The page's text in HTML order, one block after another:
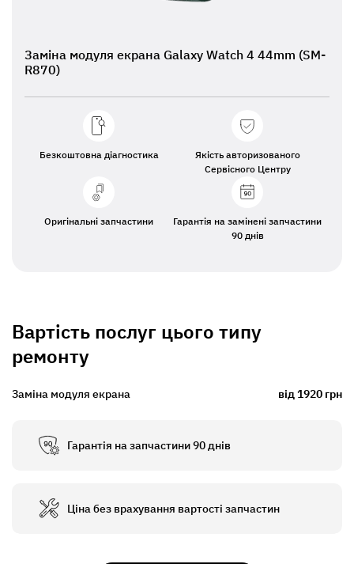
Заміна модуля екрана Galaxy Watch 4 44mm (SM-
R870)
Безкоштовна діагностика
Якість авторизованого
Сервісного Центру
Оригінальні запчастини
Гарантія на замінені запчастини
90 днів
Вартість послуг цього типу
ремонту
Заміна модуля екрана від 1920 грн
Гарантія на запчастини 90 днів
Ціна без врахування вартості запчастин